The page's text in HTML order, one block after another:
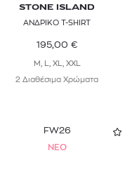
STONE ISLAND
ΑΝΔΡΙΚΟ T-SHIRT
195,00 €
M, L, XL, XXL
2 Διαθέσιμα Χρώματα
FW26
NEO